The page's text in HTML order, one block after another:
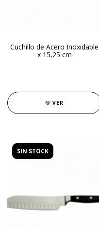
Cuchillo de Acero Inoxidable
x 15,25 cm
VER
SIN STOCK